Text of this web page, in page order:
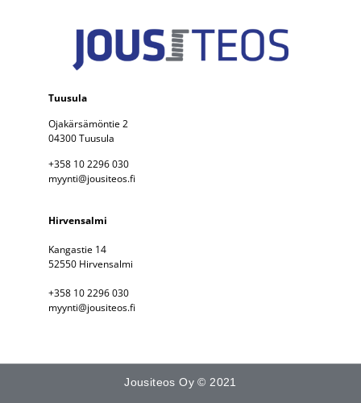
Tuusula
Ojakärsämöntie 2
04300 Tuusula
+358 10 2296 030
myynti@jousiteos.fi
Hirvensalmi
Kangastie 14
52550 Hirvensalmi
+358 10 2296 030
myynti@jousiteos.fi
Jousiteos Oy © 2021